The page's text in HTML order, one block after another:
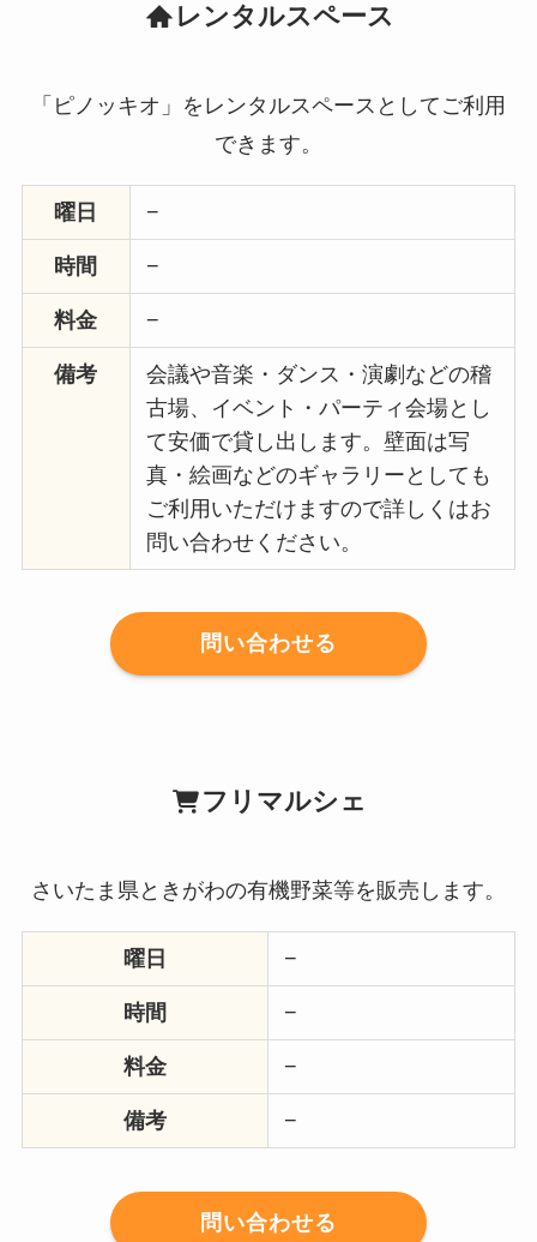
レンタルスペース
「ピノッキオ」をレンタルスペースとしてご利用
できます。
曜日 −
時間 −
料金 −
備考
会議や音楽・ダンス・演劇などの稽
古場、イベント・パーティ会場とし
て安価で貸し出します。壁面は写
真・絵画などのギャラリーとしても
ご利用いただけますので詳しくはお
問い合わせください。
問い合わせる
フリマルシェ
さいたま県ときがわの有機野菜等を販売します。
曜日 −
時間 −
料金 −
備考 −
問い合わせる